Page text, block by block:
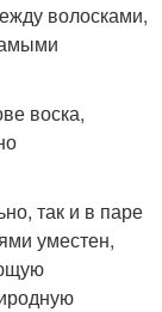
волосками,
воска,
так и в паре
уместен,